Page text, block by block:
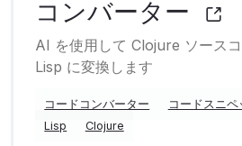
コンバーター
AI を使用して Clojure ソース
Lisp に変換します
コードコンバーター コードスニペ
Lisp
Clojure